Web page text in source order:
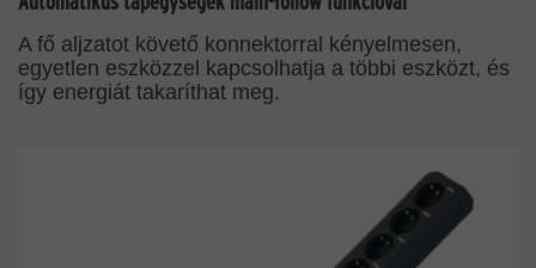
A fő aljzatot követő konnektorral kényelmesen,
egyetlen eszközzel kapcsolhatja a többi eszközt, és
így energiát takaríthat meg.